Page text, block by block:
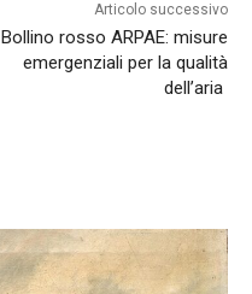
Articolo successivo
Bollino rosso ARPAE: misure
emergenziali per la qualità
dell’aria